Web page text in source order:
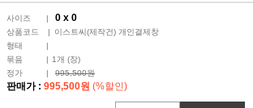
사이즈 0 x 0
상품코드
이스트씨(제작건) 개인결제창
형태
묶음
1개 (장)
정가
995,500원
판매가 : 995,500원 (%할인)